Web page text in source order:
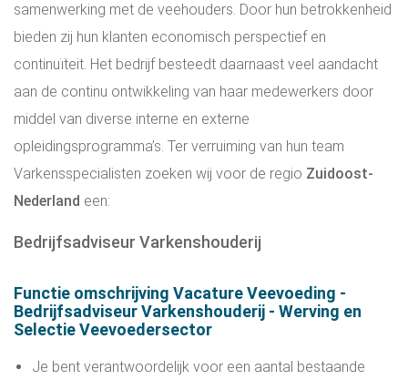
samenwerking met de veehouders. Door hun betrokkenheid
bieden zij hun klanten economisch perspectief en
continuïteit. Het bedrijf besteedt daarnaast veel aandacht
aan de continu ontwikkeling van haar medewerkers door
middel van diverse interne en externe
opleidingsprogramma’s. Ter verruiming van hun team
Varkensspecialisten zoeken wij voor de regio Zuidoost-
Nederland een:
Bedrijfsadviseur Varkenshouderij
Functie omschrijving Vacature Veevoeding -
Bedrijfsadviseur Varkenshouderij - Werving en
Selectie Veevoedersector
Je bent verantwoordelijk voor een aantal bestaande